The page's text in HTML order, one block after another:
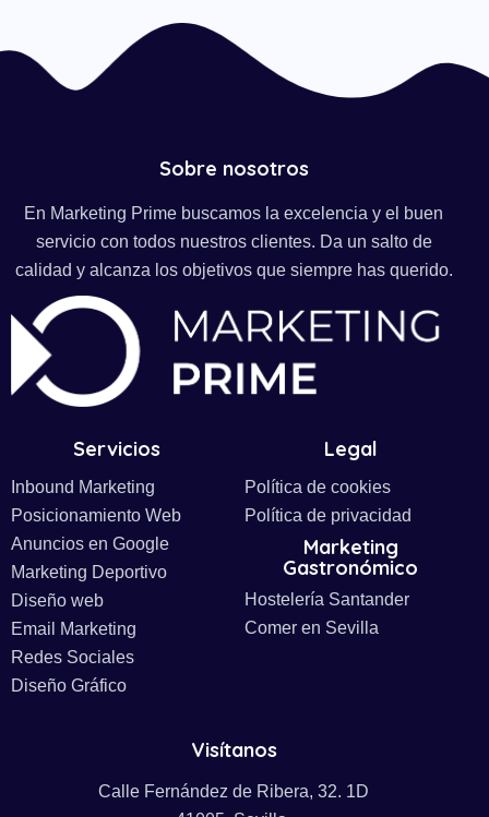
Sobre nosotros
En Marketing Prime buscamos la excelencia y el buen
servicio con todos nuestros clientes. Da un salto de
calidad y alcanza los objetivos que siempre has querido.
Servicios
Inbound Marketing
Posicionamiento Web
Anuncios en Google
Marketing Deportivo
Diseño web
Email Marketing
Redes Sociales
Diseño Gráfico
Legal
Política de cookies
Política de privacidad
Marketing
Gastronómico
Hostelería Santander
Comer en Sevilla
Visítanos
Calle Fernández de Ribera, 32. 1D